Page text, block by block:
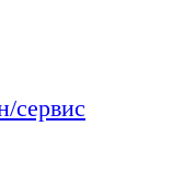
сервис